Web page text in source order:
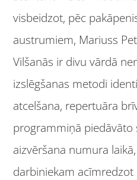
visbeidzot, pēc
austrumiem, Mariuss
Vilšanās ir divu vārdā
izslēgšanas metodi
atcelšana, repertuāra
programmiņā piedāvāto
aizvēršana numura
darbiniekam